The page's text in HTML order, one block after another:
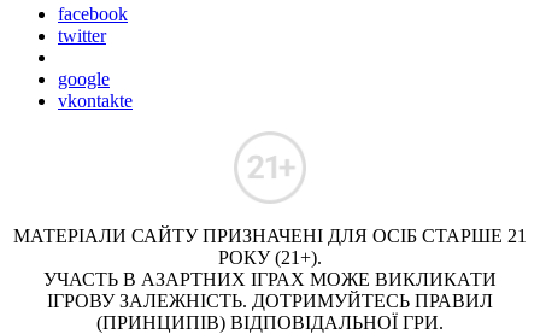
facebook
twitter
google
vkontakte
МАТЕРІАЛИ САЙТУ ПРИЗНАЧЕНІ ДЛЯ ОСІБ СТАРШЕ 21
РОКУ (21+).
УЧАСТЬ В АЗАРТНИХ ІГРАХ МОЖЕ ВИКЛИКАТИ
ІГРОВУ ЗАЛЕЖНІСТЬ. ДОТРИМУЙТЕСЬ ПРАВИЛ
(ПРИНЦИПІВ) ВІДПОВІДАЛЬНОЇ ГРИ.